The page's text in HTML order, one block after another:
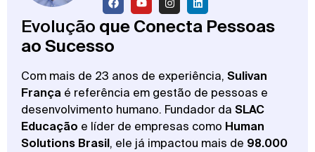
Evolução que Conecta Pessoas
ao Sucesso
Com mais de 23 anos de experiência, Sulivan
França é referência em gestão de pessoas e
desenvolvimento humano. Fundador da SLAC
Educação e líder de empresas como Human
Solutions Brasil, ele já impactou mais de 98.000